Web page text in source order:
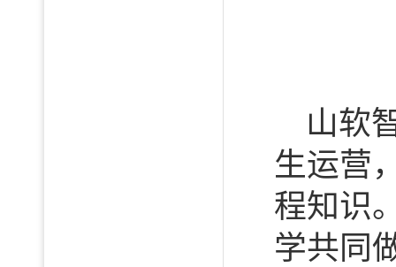
山软
生运营
程知识
学共同